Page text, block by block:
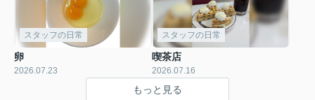
スタッフの日常
卵
2026.07.23
スタッフの日常
喫茶店
2026.07.16
もっと見る